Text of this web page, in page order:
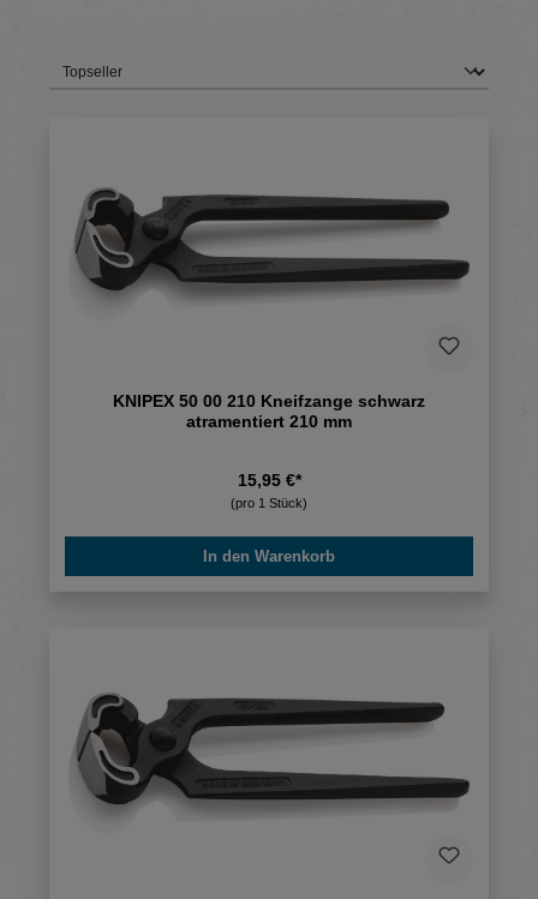
KNIPEX 50 00 210 Kneifzange schwarz
atramentiert 210 mm
15,95 €*
(pro 1 Stück)
In den Warenkorb